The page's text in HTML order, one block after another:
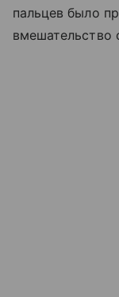
пальцев было
вмешательство